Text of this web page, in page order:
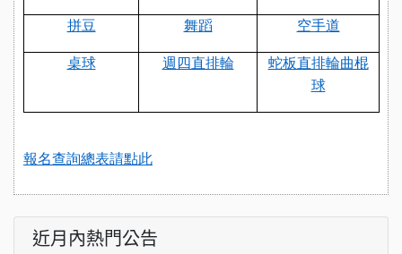
拼豆 舞蹈 空手道
桌球 週四直排輪
蛇板直排輪曲棍
球
報名查詢總表請點此
近月內熱門公告